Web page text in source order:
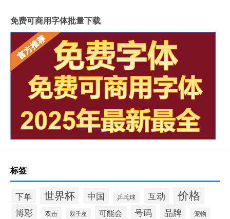
免费可商用字体批量下载
标签
下单 世界杯 中国 乒乓球 互动 价格
博彩 双击 双子座 可能会 号码 品牌 宠物